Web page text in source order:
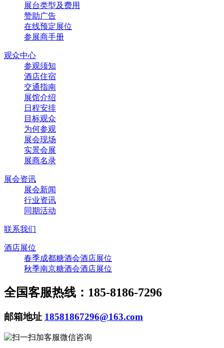
展台类型及费用
赞助广告
在线预定展位
参展商手册
观众中心
参观须知
酒店住宿
交通指南
展馆介绍
日程安排
目标观众
为何参观
展会现场
实景会展
展商名录
展会资讯
展会新闻
行业资讯
同期活动
联系我们
酒店展位
春季成都糖酒会酒店展位
秋季南京糖酒会酒店展位
全国客服热线：185-8186-7296
邮箱地址 18581867296@163.com